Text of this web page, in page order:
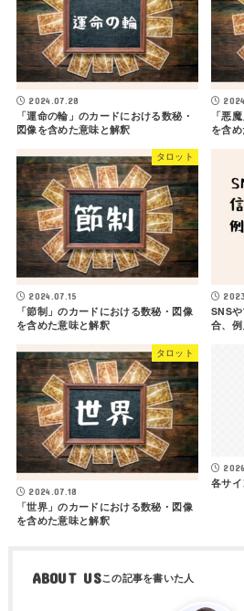
2024.07.28
「運命の輪」のカードにおける数秘・
図像を含めた意味と解釈
「悪
を含
タロット
2024.07.15
「節制」のカードにおける数秘・図像
を含めた意味と解釈
SNS
合、
タロット
2024.07.18
「世界」のカードにおける数秘・図像
を含めた意味と解釈
各サ
ABOUT US